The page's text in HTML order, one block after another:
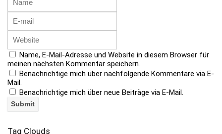
Name, E-Mail-Adresse und Website in diesem Browser für
meinen nächsten Kommentar speichern.
Benachrichtige mich über nachfolgende Kommentare via E-
Mail.
Benachrichtige mich über neue Beiträge via E-Mail.
Tag Clouds